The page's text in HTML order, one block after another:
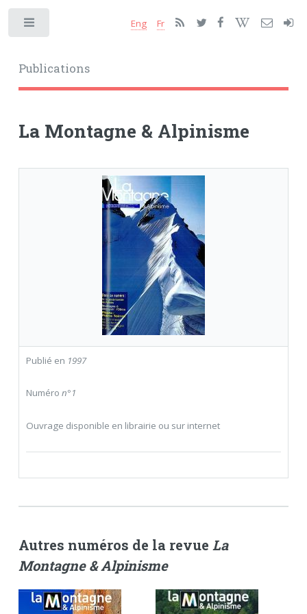
Publications
Eng Fr
La Montagne & Alpinisme
Publié en 1997
Numéro n°1
Ouvrage disponible en librairie ou sur internet
Autres numéros de la revue La
Montagne & Alpinisme